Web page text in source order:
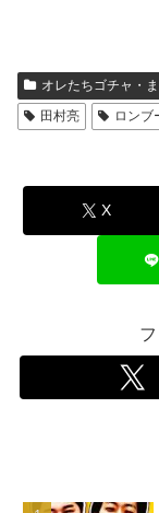
オレたちゴチャ・ま
田村亮
ロンブ
X